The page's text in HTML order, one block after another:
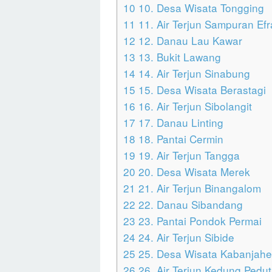
10 10. Desa Wisata Tongging
11 11. Air Terjun Sampuran
12 12. Danau Lau Kawar
13 13. Bukit Lawang
14 14. Air Terjun Sinabung
15 15. Desa Wisata Berastagi
16 16. Air Terjun Sibolangit
17 17. Danau Linting
18 18. Pantai Cermin
19 19. Air Terjun Tangga
20 20. Desa Wisata Merek
21 21. Air Terjun Binangalom
22 22. Danau Sibandang
23 23. Pantai Pondok Permai
24 24. Air Terjun Sibide
25 25. Desa Wisata Kabanjahe